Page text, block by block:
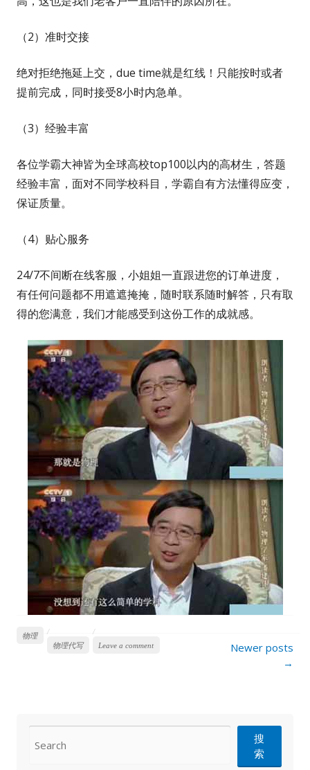
（2）准时交接
绝对拒绝拖延上交，due time就是红线！只能按时或者
提前完成，同时接受8小时内急单。
（3）经验丰富
各位学霸大神皆为全球高校top100以内的高材生，答题
经验丰富，面对不同学校科目，学霸自有方法懂得应变，
保证质量。
（4）贴心服务
24/7不间断在线客服，小姐姐一直跟进您的订单进度，
有任何问题都不用遮遮掩掩，随时联系随时解答，只有取
得的您满意，我们才能感受到这份工作的成就感。
物理
物理代写
Leave a comment
Newer posts
→
搜
索